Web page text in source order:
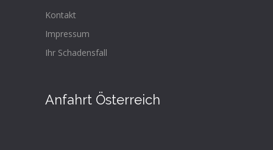
Kontakt
Impressum
Ihr Schadensfall
Anfahrt Österreich